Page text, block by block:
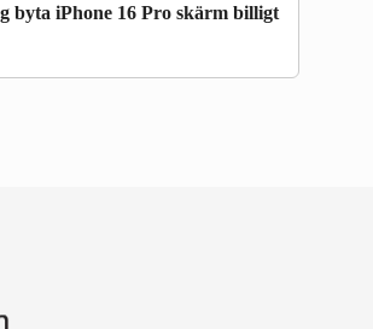
byta iPhone 16 Pro skärm billigt